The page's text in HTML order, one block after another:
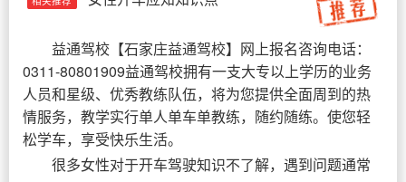
益通驾校 【石家庄益通驾校】网上报名咨询电话：
0311-80801909益通驾校拥有一支大专以上学历的业务
人员和星级、优秀教练队伍，将为您提供全面周到的热
情服务，教学实行单人单车单教练，随约随练。使您轻
松学车，享受快乐生活。
很多女性对于开车驾驶知识不了解，遇到问题通常